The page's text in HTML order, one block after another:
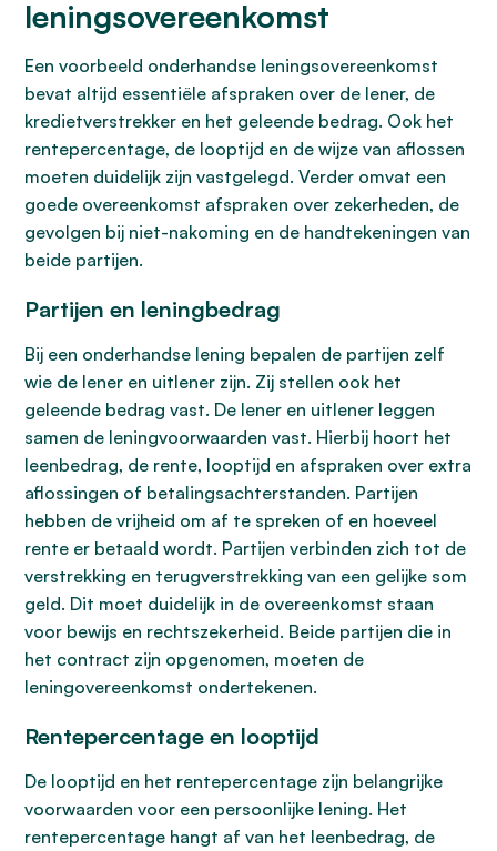
leningsovereenkomst
Een voorbeeld onderhandse leningsovereenkomst
bevat altijd essentiële afspraken over de lener, de
kredietverstrekker en het geleende bedrag. Ook het
rentepercentage, de looptijd en de wijze van aflossen
moeten duidelijk zijn vastgelegd. Verder omvat een
goede overeenkomst afspraken over zekerheden, de
gevolgen bij niet-nakoming en de handtekeningen van
beide partijen.
Partijen en leningbedrag
Bij een onderhandse lening bepalen de partijen zelf
wie de lener en uitlener zijn. Zij stellen ook het
geleende bedrag vast. De lener en uitlener leggen
samen de leningvoorwaarden vast. Hierbij hoort het
leenbedrag, de rente, looptijd en afspraken over extra
aflossingen of betalingsachterstanden. Partijen
hebben de vrijheid om af te spreken of en hoeveel
rente er betaald wordt. Partijen verbinden zich tot de
verstrekking en terugverstrekking van een gelijke som
geld. Dit moet duidelijk in de overeenkomst staan
voor bewijs en rechtszekerheid. Beide partijen die in
het contract zijn opgenomen, moeten de
leningovereenkomst ondertekenen.
Rentepercentage en looptijd
De looptijd en het rentepercentage zijn belangrijke
voorwaarden voor een persoonlijke lening. Het
rentepercentage hangt af van het leenbedrag, de